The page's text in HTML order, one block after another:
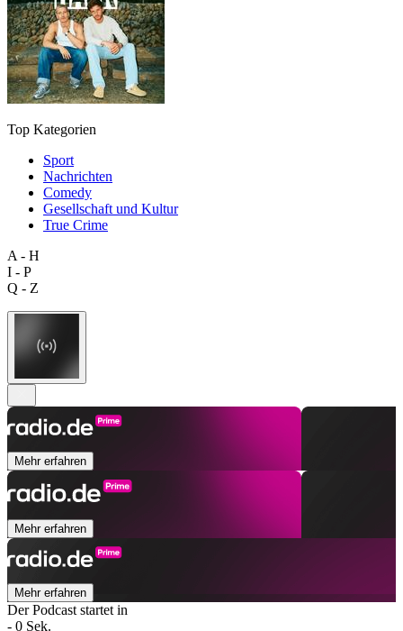
Top Kategorien
Sport
Nachrichten
Comedy
Gesellschaft und Kultur
True Crime
A - H
I - P
Q - Z
Mehr erfahren
Mehr erfahren
Mehr erfahren
Der Podcast startet in
- 0 Sek.